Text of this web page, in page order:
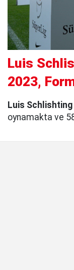
Luis
2023,
Luis Schlishting
oynamakta ve